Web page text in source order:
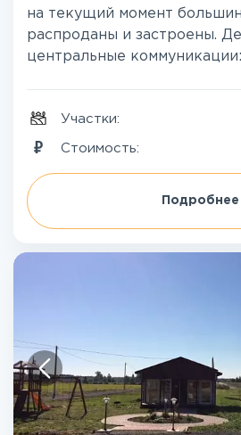
на текущий момент
распроданы и застроены.
центральные коммуникации:
Участки:
Стоимость:
Подробнее